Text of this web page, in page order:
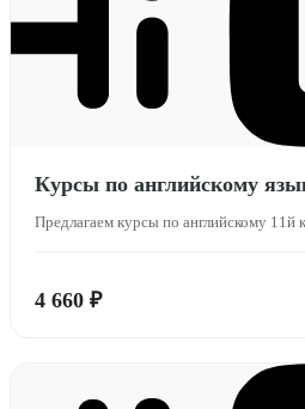
Курсы по английскому
Предлагаем курсы по английскому 11й
4 660 ₽